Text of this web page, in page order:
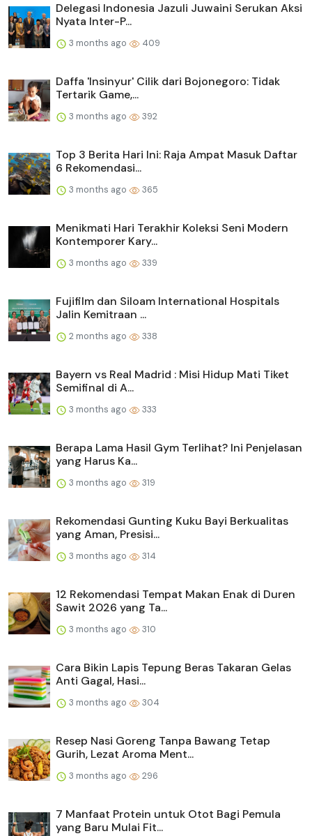
Delegasi Indonesia Jazuli Juwaini Serukan Aksi
Nyata Inter-P...
3 months ago 409
Daffa 'Insinyur' Cilik dari Bojonegoro: Tidak
Tertarik Game,...
3 months ago 392
Top 3 Berita Hari Ini: Raja Ampat Masuk Daftar
6 Rekomendasi...
3 months ago 365
Menikmati Hari Terakhir Koleksi Seni Modern
Kontemporer Kary...
3 months ago 339
Fujifilm dan Siloam International Hospitals
Jalin Kemitraan ...
2 months ago 338
Bayern vs Real Madrid : Misi Hidup Mati Tiket
Semifinal di A...
3 months ago 333
Berapa Lama Hasil Gym Terlihat? Ini Penjelasan
yang Harus Ka...
3 months ago 319
Rekomendasi Gunting Kuku Bayi Berkualitas
yang Aman, Presisi...
3 months ago 314
12 Rekomendasi Tempat Makan Enak di Duren
Sawit 2026 yang Ta...
3 months ago 310
Cara Bikin Lapis Tepung Beras Takaran Gelas
Anti Gagal, Hasi...
3 months ago 304
Resep Nasi Goreng Tanpa Bawang Tetap
Gurih, Lezat Aroma Ment...
3 months ago 296
7 Manfaat Protein untuk Otot Bagi Pemula
yang Baru Mulai Fit...